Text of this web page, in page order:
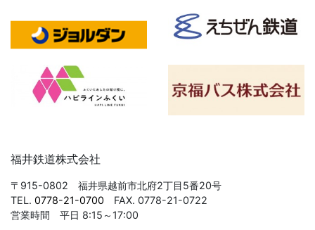
福井鉄道株式会社
〒915-0802 福井県越前市北府2丁目5番20号
TEL. 0778-21-0700 FAX. 0778-21-0722
営業時間 平日 8:15～17:00